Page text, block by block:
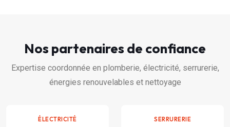
Nos partenaires de confiance
Expertise coordonnée en plomberie, électricité, serrurerie,
énergies renouvelables et nettoyage
ÉLECTRICITÉ SERRURERIE